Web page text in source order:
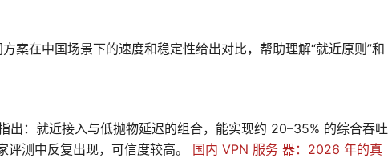
方案在中国场景下的速度和稳定性给出对比，帮助理解“就近原则”和
：就近接入与低抛物延迟的组合，能实现约 20–35% 的综合吞吐
测中反复出现，可信度较高。 国内 VPN 服务 器：2026 年的真